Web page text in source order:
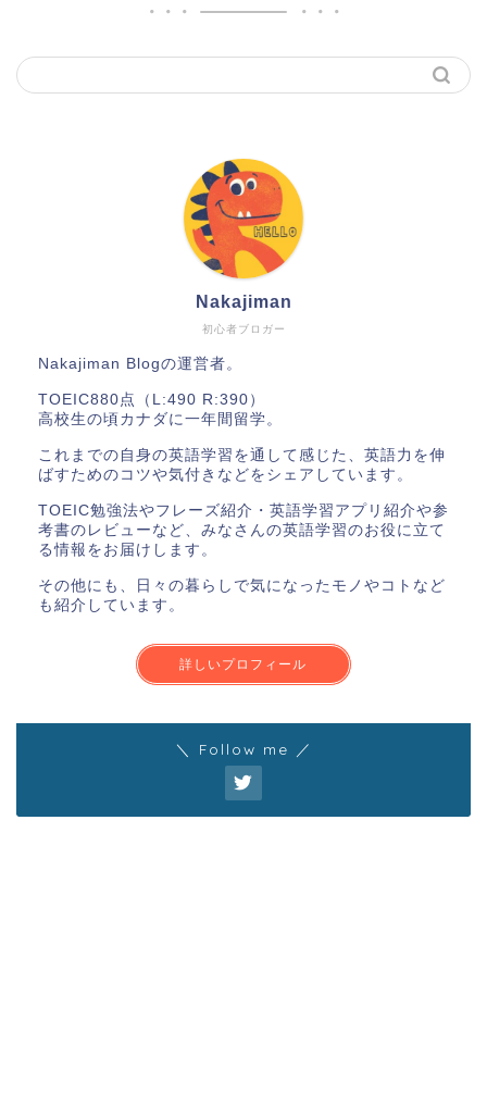
初心者ブロガー
Nakajiman
Nakajiman Blogの運営者。
TOEIC880点（L:490 R:390）
高校生の頃カナダに一年間留学。
これまでの自身の英語学習を通して感じた、英語力を伸
ばすためのコツや気付きなどをシェアしています。
TOEIC勉強法やフレーズ紹介・英語学習アプリ紹介や参
考書のレビューなど、みなさんの英語学習のお役に立て
る情報をお届けします。
その他にも、日々の暮らしで気になったモノやコトなど
も紹介しています。
詳しいプロフィール
＼ Follow me ／